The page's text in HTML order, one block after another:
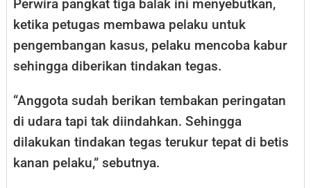
Perwira pangkat tiga balak ini menyebutkan,
ketika petugas membawa pelaku untuk
pengembangan kasus, pelaku mencoba kabur
sehingga diberikan tindakan tegas.
“Anggota sudah berikan tembakan peringatan
di udara tapi tak diindahkan. Sehingga
dilakukan tindakan tegas terukur tepat di betis
kanan pelaku,” sebutnya.